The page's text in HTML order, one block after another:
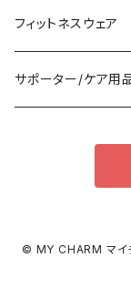
ノースリーブ
パンツドレス
カジュアルバッグ
バックパック
その他
タンクトップ/キャミ
半袖/5分
ペチコート/ペチパ
バンドゥビキニ
ワンピース
スニーカー
ブーツ
その他
フィットネスウェア
セット販売
タイツ
サポーター/ケア用
© MY CHARM マイチ